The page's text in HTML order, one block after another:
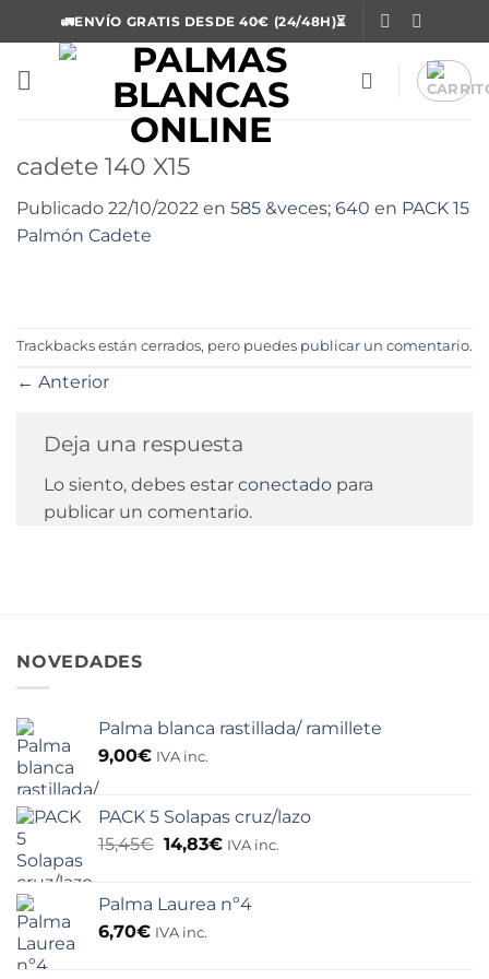
al
contenido
🚛ENVÍO GRATIS DESDE 40€ (24/48H)⏳
cadete 140 X15
Publicado 22/10/2022 en 585 &veces; 640 en PACK 15
Palmón Cadete
Trackbacks están cerrados, pero puedes publicar un comentario.
← Anterior
Deja una respuesta
Lo siento, debes estar conectado para
publicar un comentario.
NOVEDADES
Palma blanca rastillada/ ramillete
9,00€ IVA inc.
PACK 5 Solapas cruz/lazo
15,45€ El
era:
15,45€.
14,83€El
es:
IVA inc.
Palma Laurea nº4
6,70€ IVA inc.